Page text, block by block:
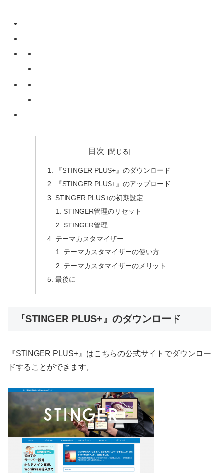
目次
『STINGER PLUS+』のダウンロード
『STINGER PLUS+』のアップロード
STINGER PLUS+の初期設定
STINGER管理のリセット
STINGER管理
テーマカスタマイザー
テーマカスタマイザーの使い方
テーマカスタマイザーのメリット
最後に
『STINGER PLUS+』のダウンロード
『STINGER PLUS+』はこちらの公式サイトでダウンロー
ドすることができます。